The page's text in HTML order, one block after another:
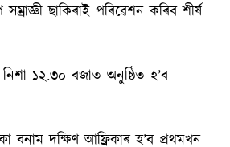
ছাকিৰাই পৰিৱেশন কৰিব শীৰ্ষ
১২.৩০ বজাত অনুষ্ঠিত হ’ব
দক্ষিণ আফ্ৰিকাৰ হ’ব প্ৰথমখন